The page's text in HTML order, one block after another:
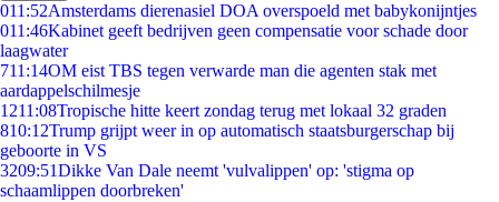
011:52Amsterdams dierenasiel DOA overspoeld met babykonijntjes
011:46Kabinet geeft bedrijven geen compensatie voor schade door
laagwater
711:14OM eist TBS tegen verwarde man die agenten stak met
aardappelschilmesje
1211:08Tropische hitte keert zondag terug met lokaal 32 graden
810:12Trump grijpt weer in op automatisch staatsburgerschap bij
geboorte in VS
3209:51Dikke Van Dale neemt 'vulvalippen' op: 'stigma op
schaamlippen doorbreken'